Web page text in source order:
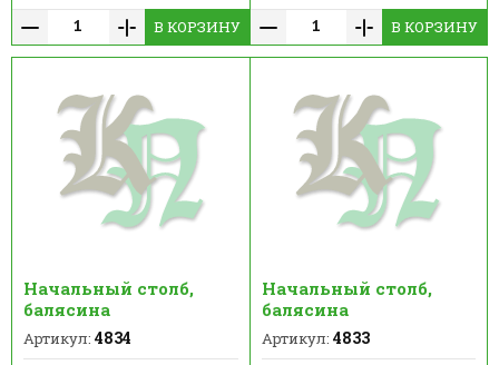
В КОРЗИНУ В КОРЗИНУ
Начальный столб,
балясина
Артикул: 4834
Начальный столб,
балясина
Артикул: 4833